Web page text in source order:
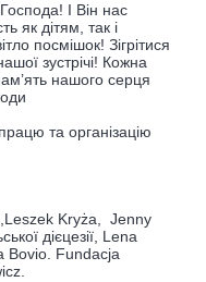
І Він нас
як дітям, так і
посмішок! Зігрітися
зустрічі! Кожна
нашого серця
та організацію
Kryża, Jenny
дієцезії, Lena
Bovio. Fundacja